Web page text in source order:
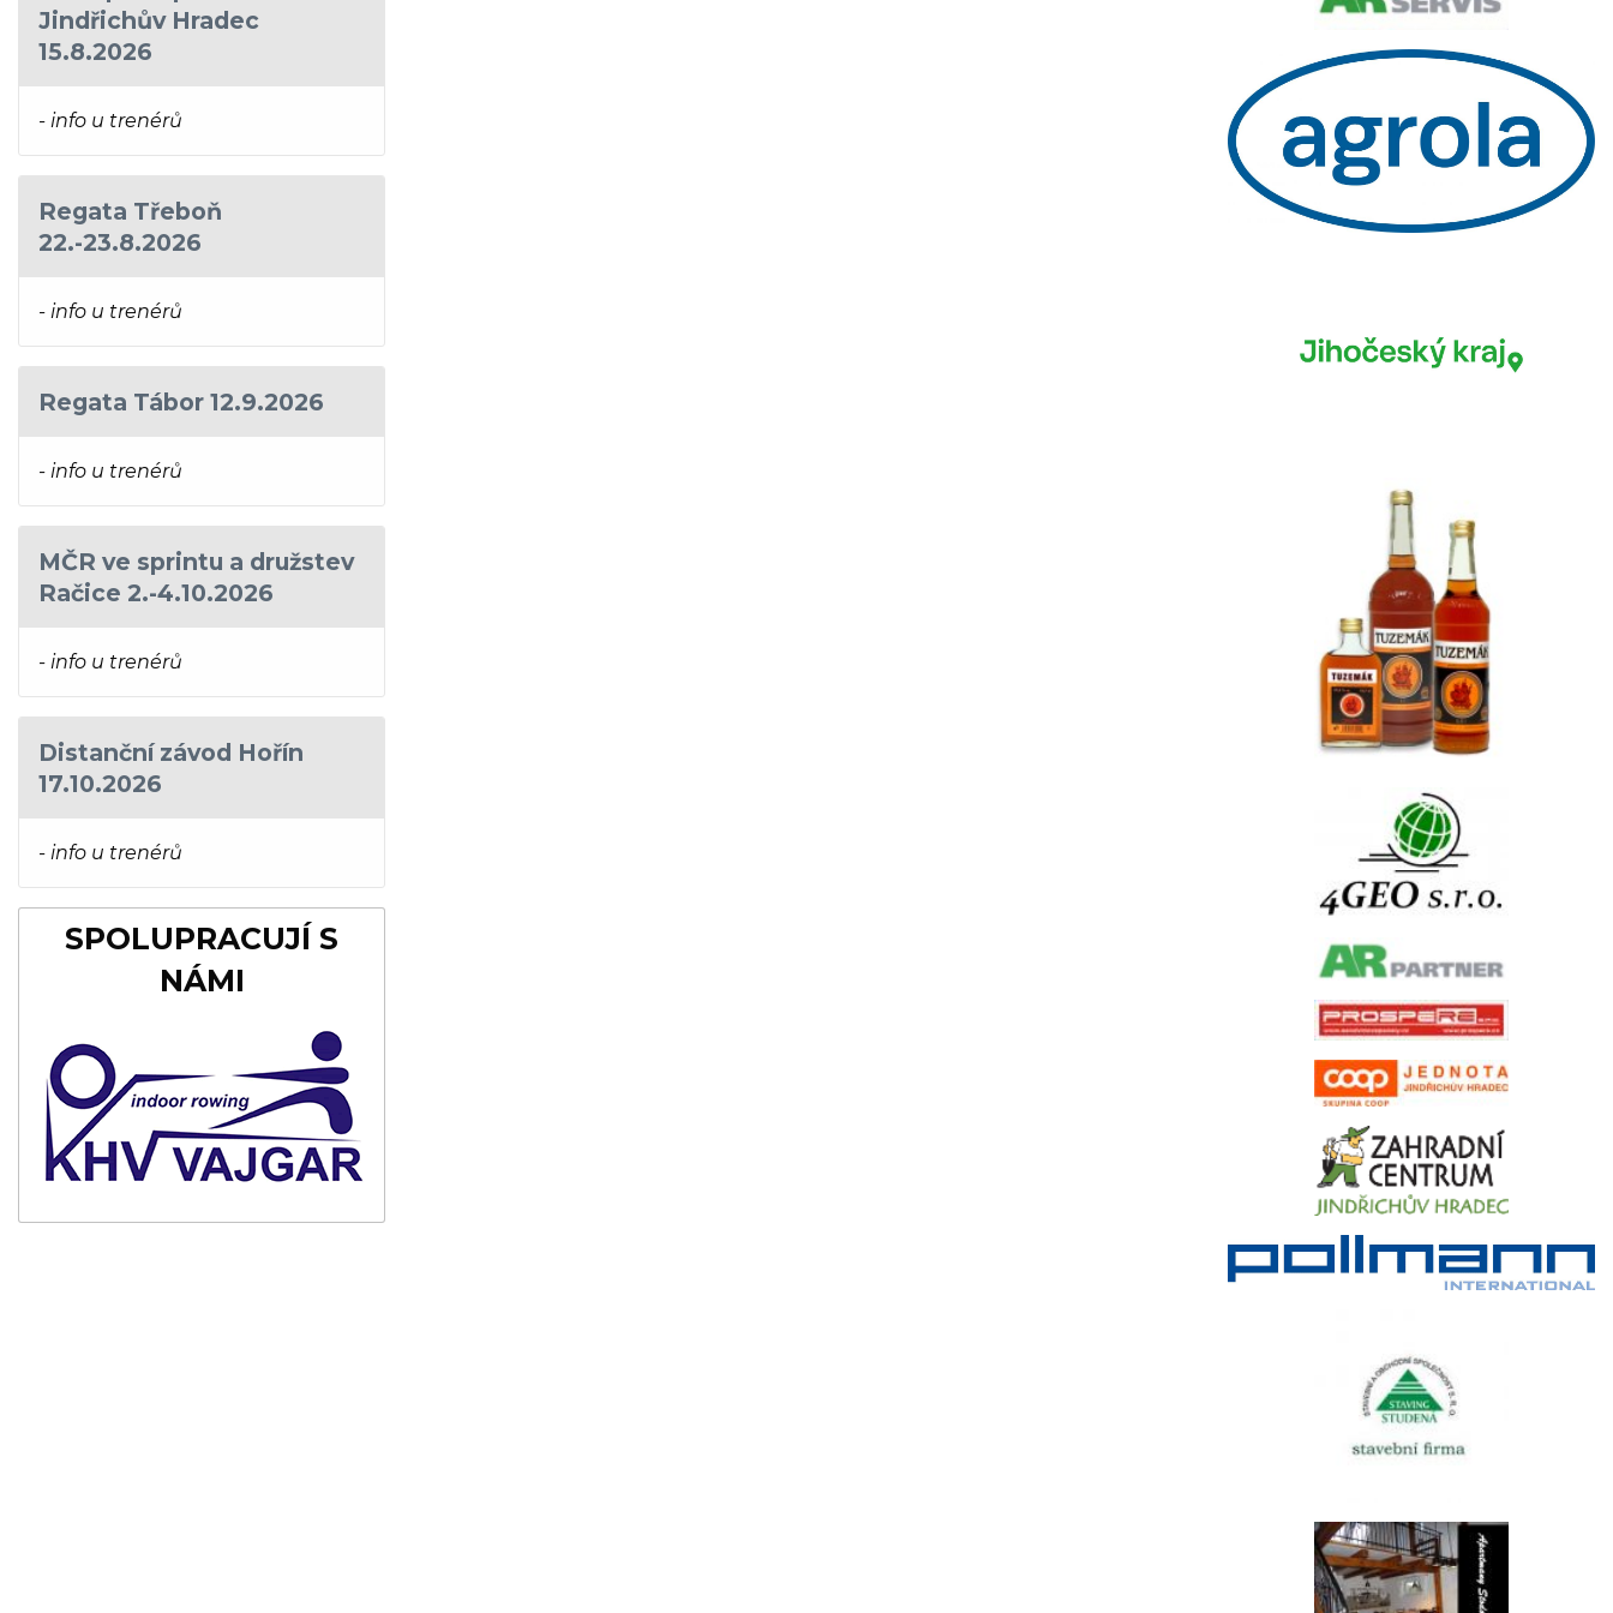
Jindřichův Hradec
15.8.2026
- info u trenérů
Regata Třeboň
22.-23.8.2026
- info u trenérů
Regata Tábor 12.9.2026
- info u trenérů
MČR ve sprintu a družstev
Račice 2.-4.10.2026
- info u trenérů
Distanční závod Hořín
17.10.2026
- info u trenérů
SPOLUPRACUJÍ S
NÁMI